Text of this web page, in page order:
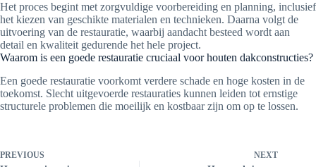
Het proces begint met zorgvuldige voorbereiding en planning, inclusief
het kiezen van geschikte materialen en technieken. Daarna volgt de
uitvoering van de restauratie, waarbij aandacht besteed wordt aan
detail en kwaliteit gedurende het hele project.
Waarom is een goede restauratie cruciaal voor houten dakconstructies?
Een goede restauratie voorkomt verdere schade en hoge kosten in de
toekomst. Slecht uitgevoerde restauraties kunnen leiden tot ernstige
structurele problemen die moeilijk en kostbaar zijn om op te lossen.
PREVIOUS NEXT